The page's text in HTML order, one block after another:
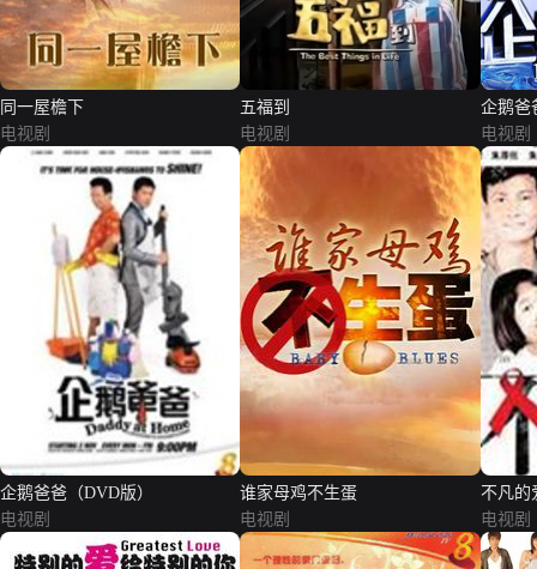
同一屋檐下
电视剧
五福到
电视剧
企鹅爸
电视剧
企鹅爸爸（DVD版）
电视剧
谁家母鸡不生蛋
电视剧
不凡的
电视剧